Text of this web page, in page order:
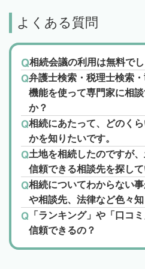
よくある質問
相続会議の利用は無料で
弁護士検索・税理士検索
機能を使って専門家に相
か？
相続にあたって、どのく
かを知りたいです。
土地を相続したのですが
信頼できる相談先を探して
相続についてわからない
や相談先、法律など色々知
「ランキング」や「口コ
信頼できるの？